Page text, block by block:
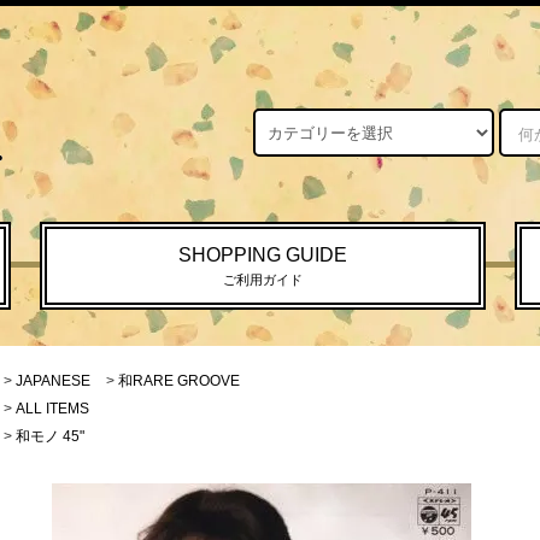
SHOPPING GUIDE
ご利用ガイド
> JAPANESE > 和RARE GROOVE
> ALL ITEMS
> 和モノ 45"